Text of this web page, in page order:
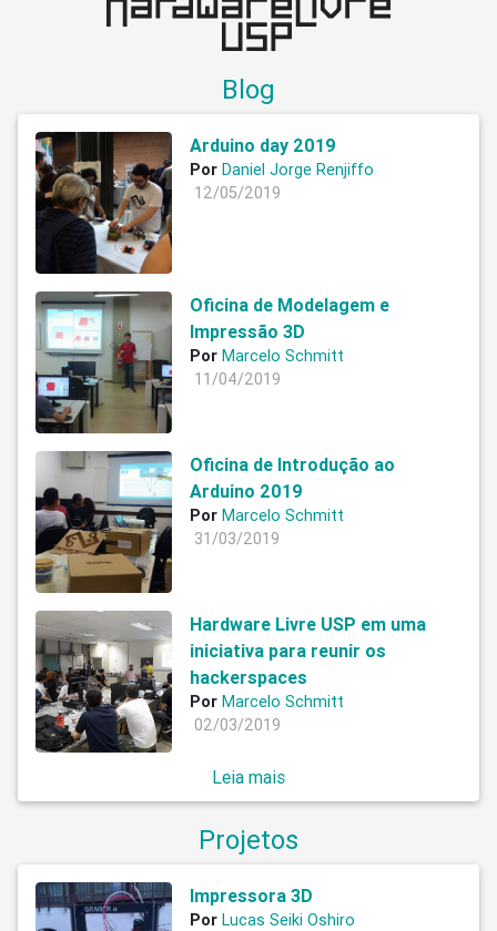
Blog
Arduino day 2019
Por Daniel Jorge Renjiffo
12/05/2019
Oficina de Modelagem e
Impressão 3D
Por Marcelo Schmitt
11/04/2019
Oficina de Introdução ao
Arduino 2019
Por Marcelo Schmitt
31/03/2019
Hardware Livre USP em uma
iniciativa para reunir os
hackerspaces
Por Marcelo Schmitt
02/03/2019
Leia mais
Projetos
Impressora 3D
Por Lucas Seiki Oshiro